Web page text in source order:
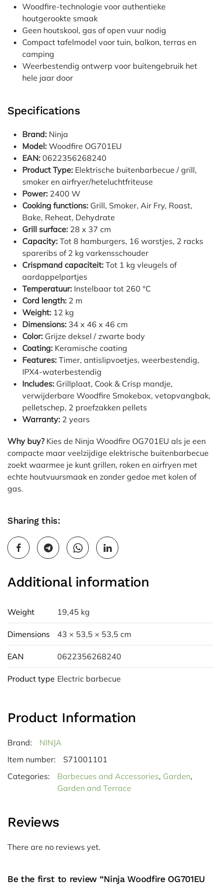
Woodfire-technologie voor authentieke
houtgerookte smaak
Geen houtskool, gas of open vuur nodig
Compact tafelmodel voor tuin, balkon, terras en
camping
Weerbestendig ontwerp voor buitengebruik het
hele jaar door
Specifications
Brand: Ninja
Model: Woodfire OG701EU
EAN: 0622356268240
Product Type: Elektrische buitenbarbecue / grill,
smoker en airfryer/heteluchtfriteuse
Power: 2400 W
Cooking functions: Grill, Smoker, Air Fry, Roast,
Bake, Reheat, Dehydrate
Grill surface: 28 x 37 cm
Capacity: Tot 8 hamburgers, 16 worstjes, 2 racks
spareribs of 2 kg varkensschouder
Crispmand capaciteit: Tot 1 kg vleugels of
aardappelpartjes
Temperatuur: Instelbaar tot 260 °C
Cord length: 2 m
Weight: 12 kg
Dimensions: 34 x 46 x 46 cm
Color: Grijze deksel / zwarte body
Coating: Keramische coating
Features: Timer, antislipvoetjes, weerbestendig,
IPX4-waterbestendig
Includes: Grillplaat, Cook & Crisp mandje,
verwijderbare Woodfire Smokebox, vetopvangbak,
pelletschep, 2 proefzakken pellets
Warranty: 2 years
Why buy?Kies de Ninja Woodfire OG701EU als je een
compacte maar veelzijdige elektrische buitenbarbecue
zoekt waarmee je kunt grillen, roken en airfryen met
echte houtvuursmaak en zonder gedoe met kolen of
gas.
Sharing this:
Additional information
Weight 19,45 kg
Dimensions 43 × 53,5 × 53,5 cm
EAN 0622356268240
Product type Electric barbecue
Product Information
Brand:
NINJA
Item number:
S71001101
Categories:
Barbecues and Accessories, Garden,
Garden and Terrace
Reviews
There are no reviews yet.
Be the first to review “Ninja Woodfire OG701EU